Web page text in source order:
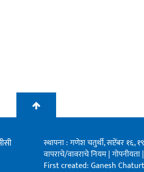
स्थापना : गणेश चतुर्थी, सप्टेंबर १६,
वापराचे/वावराचे नियम|गोपनीयता|
First created: Ganesh